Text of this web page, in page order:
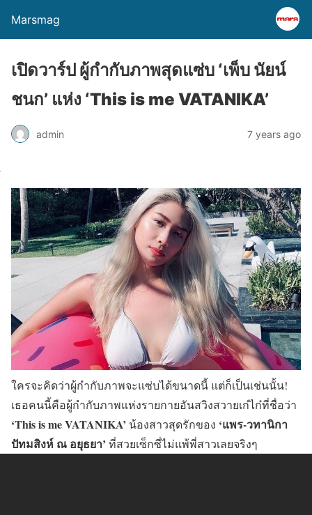
Marsmag
เปิดวาร์ป ผู้กำกับภาพสุดแซ่บ ‘เพ็บ นัยน์
ชนก’ แห่ง ‘This is me VATANIKA’
admin 7 years ago
ใครจะคิดว่าผู้กำกับภาพจะแซ่บได้ขนาดนี้ แต่ก็เป็นเช่นนั้น!
เธอคนนี้คือผู้กำกับภาพแห่งรายกายอันสวิงสวายเก๋ไก๋ที่ชื่อว่า
‘This is me VATANIKA’ น้องสาวสุดรักของ ‘แพร-วทานิกา
ปัทมสิงห์ ณ อยุธยา’ ที่สวยเซ็กซี่ไม่แพ้พี่สาวเลยจริงๆ